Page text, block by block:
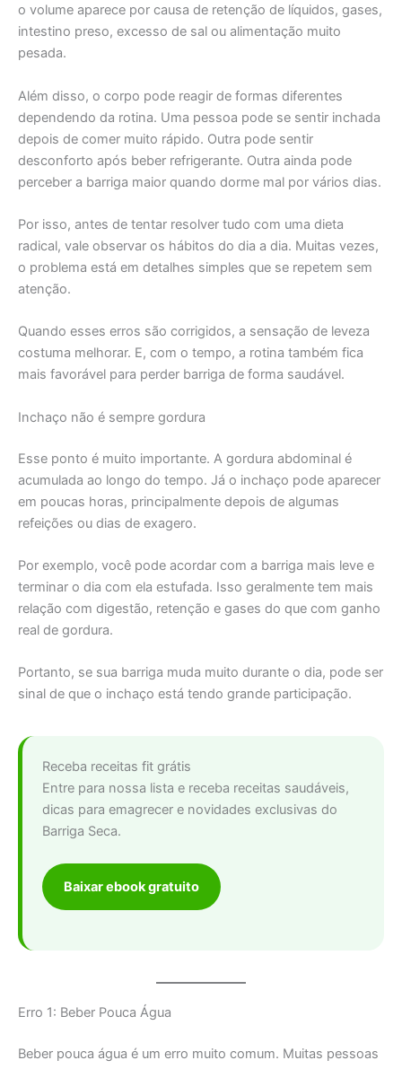
o volume aparece por causa de retenção de líquidos, gases,
intestino preso, excesso de sal ou alimentação muito
pesada.
Além disso, o corpo pode reagir de formas diferentes
dependendo da rotina. Uma pessoa pode se sentir inchada
depois de comer muito rápido. Outra pode sentir
desconforto após beber refrigerante. Outra ainda pode
perceber a barriga maior quando dorme mal por vários dias.
Por isso, antes de tentar resolver tudo com uma dieta
radical, vale observar os hábitos do dia a dia. Muitas vezes,
o problema está em detalhes simples que se repetem sem
atenção.
Quando esses erros são corrigidos, a sensação de leveza
costuma melhorar. E, com o tempo, a rotina também fica
mais favorável para perder barriga de forma saudável.
Inchaço não é sempre gordura
Esse ponto é muito importante. A gordura abdominal é
acumulada ao longo do tempo. Já o inchaço pode aparecer
em poucas horas, principalmente depois de algumas
refeições ou dias de exagero.
Por exemplo, você pode acordar com a barriga mais leve e
terminar o dia com ela estufada. Isso geralmente tem mais
relação com digestão, retenção e gases do que com ganho
real de gordura.
Portanto, se sua barriga muda muito durante o dia, pode ser
sinal de que o inchaço está tendo grande participação.
Receba receitas fit grátis
Entre para nossa lista e receba receitas saudáveis,
dicas para emagrecer e novidades exclusivas do
Barriga Seca.
Baixar ebook gratuito
Erro 1: Beber Pouca Água
Beber pouca água é um erro muito comum. Muitas pessoas